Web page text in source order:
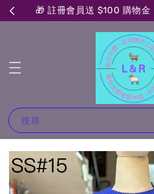
🎁 註冊會員送 $100 購物金
搜尋